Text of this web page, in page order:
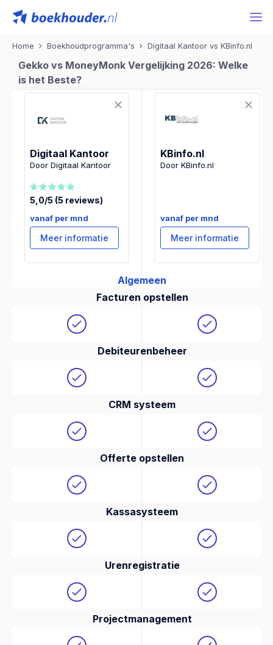
Home Boekhoudprogramma's Digitaal Kantoor vs KBinfo.nl
Gekko vs MoneyMonk Vergelijking 2026: Welke
is het Beste?
Digitaal Kantoor
Door Digitaal Kantoor
5,0/5 (5 reviews)
vanaf per mnd
Meer informatie
KBinfo.nl
Door KBinfo.nl
vanaf per mnd
Meer informatie
Algemeen
Facturen opstellen
Debiteurenbeheer
CRM systeem
Offerte opstellen
Kassasysteem
Urenregistratie
Projectmanagement